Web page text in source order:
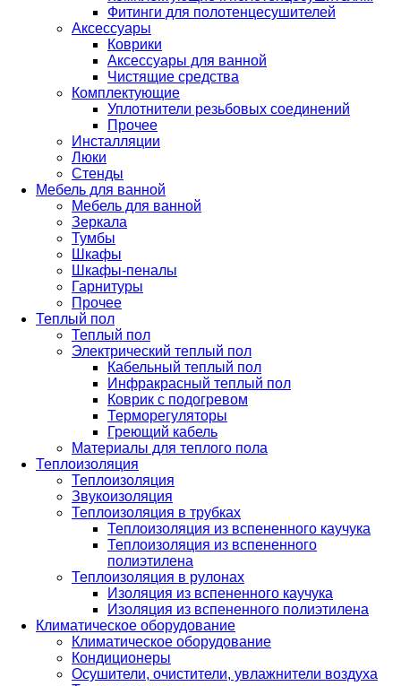
Фитинги для полотенцесушителей
Аксессуары
Коврики
Аксессуары для ванной
Чистящие средства
Комплектующие
Уплотнители резьбовых соединений
Прочее
Инсталляции
Люки
Стенды
Мебель для ванной
Мебель для ванной
Зеркала
Тумбы
Шкафы
Шкафы-пеналы
Гарнитуры
Прочее
Теплый пол
Теплый пол
Электрический теплый пол
Кабельный теплый пол
Инфракрасный теплый пол
Коврик с подогревом
Терморегуляторы
Греющий кабель
Материалы для теплого пола
Теплоизоляция
Теплоизоляция
Звукоизоляция
Теплоизоляция в трубках
Теплоизоляция из вспененного каучука
Теплоизоляция из вспененного
полиэтилена
Теплоизоляция в рулонах
Изоляция из вспененного каучука
Изоляция из вспененного полиэтилена
Климатическое оборудование
Климатическое оборудование
Кондиционеры
Осушители, очистители, увлажнители воздуха